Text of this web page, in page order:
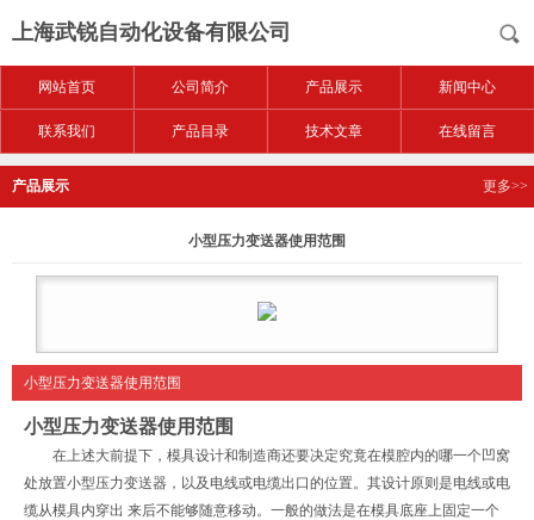
上海武锐自动化设备有限公司
网站首页 公司简介 产品展示 新闻中心
联系我们 产品目录 技术文章 在线留言
产品展示 更多>>
小型压力变送器使用范围
小型压力变送器使用范围
小型压力变送器使用范围
在上述大前提下，模具设计和制造商还要决定究竟在模腔内的哪一个凹窝
处放置小型压力变送器，以及电线或电缆出口的位置。其设计原则是电线或电
缆从模具内穿出 来后不能够随意移动。一般的做法是在模具底座上固定一个